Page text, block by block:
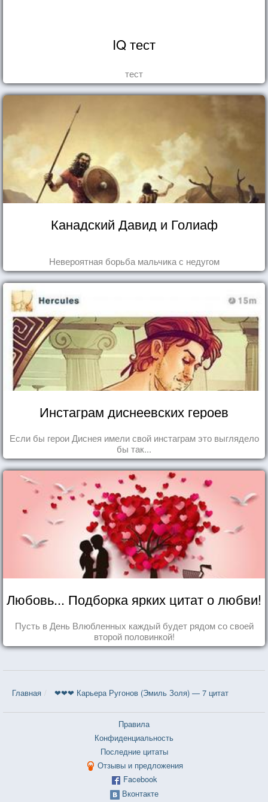
IQ тест
тест
Канадский Давид и Голиаф
Невероятная борьба мальчика с недугом
Инстаграм диснеевских героев
Если бы герои Диснея имели свой инстаграм это выглядело
бы так...
Любовь... Подборка ярких цитат о любви!
Пусть в День Влюбленных каждый будет рядом со своей
второй половинкой!
Главная ❤❤❤ Карьера Ругонов (Эмиль Золя) — 7 цитат
Правила
Конфиденциальность
Последние цитаты
Отзывы и предложения
Facebook
Вконтакте